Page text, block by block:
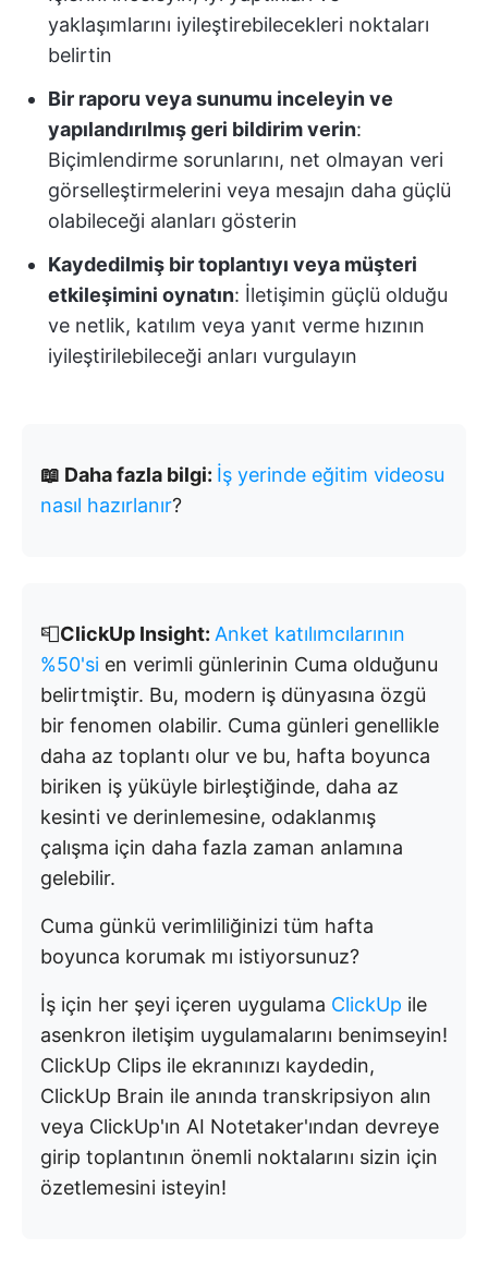
yaklaşımlarını iyileştirebilecekleri noktaları
belirtin
Bir raporu veya sunumu inceleyin ve
yapılandırılmış geri bildirim verin:
Biçimlendirme sorunlarını, net olmayan veri
görselleştirmelerini veya mesajın daha güçlü
olabileceği alanları gösterin
Kaydedilmiş bir toplantıyı veya müşteri
etkileşimini oynatın: İletişimin güçlü olduğu
ve netlik, katılım veya yanıt verme hızının
iyileştirilebileceği anları vurgulayın
📖 Daha fazla bilgi: İş yerinde eğitim videosu
nasıl hazırlanır?
📮ClickUp Insight: Anket katılımcılarının
%50'si en verimli günlerinin Cuma olduğunu
belirtmiştir. Bu, modern iş dünyasına özgü
bir fenomen olabilir. Cuma günleri genellikle
daha az toplantı olur ve bu, hafta boyunca
biriken iş yüküyle birleştiğinde, daha az
kesinti ve derinlemesine, odaklanmış
çalışma için daha fazla zaman anlamına
gelebilir.
Cuma günkü verimliliğinizi tüm hafta
boyunca korumak mı istiyorsunuz?
İş için her şeyi içeren uygulama ClickUp ile
asenkron iletişim uygulamalarını benimseyin!
ClickUp Clips ile ekranınızı kaydedin,
ClickUp Brain ile anında transkripsiyon alın
veya ClickUp'ın AI Notetaker'ından devreye
girip toplantının önemli noktalarını sizin için
özetlemesini isteyin!